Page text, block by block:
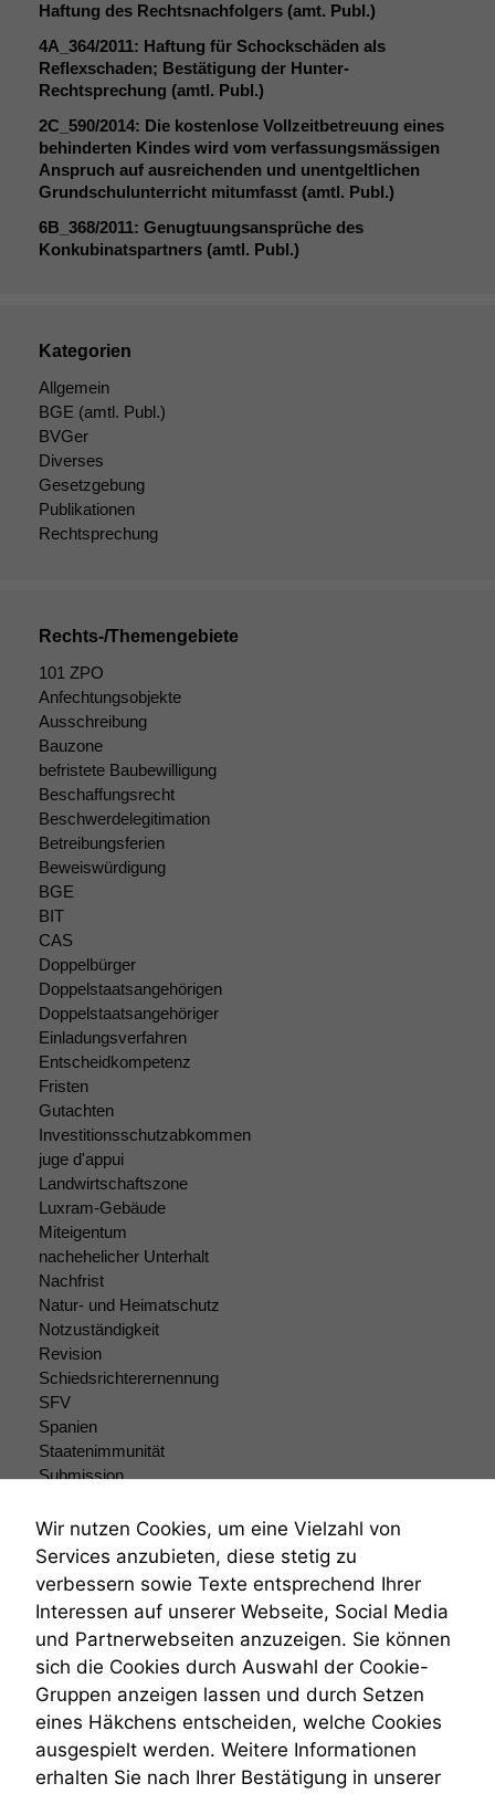
Haftung des Rechtsnachfolgers (amt. Publ.)
4A_364/2011: Haftung für Schockschäden als
Reflexschaden; Bestätigung der Hunter-
Rechtsprechung (amtl. Publ.)
2C_590/2014: Die kostenlose Vollzeitbetreuung eines
behinderten Kindes wird vom verfassungsmässigen
Anspruch auf ausreichenden und unentgeltlichen
Grundschulunterricht mitumfasst (amtl. Publ.)
6B_368/2011: Genugtuungsansprüche des
Konkubinatspartners (amtl. Publ.)
Kategorien
Allgemein
BGE (amtl. Publ.)
BVGer
Diverses
Gesetzgebung
Publikationen
Rechtsprechung
Rechts-/Themengebiete
101 ZPO
Anfechtungsobjekte
Ausschreibung
Bauzone
befristete Baubewilligung
Beschaffungsrecht
Beschwerdelegitimation
Betreibungsferien
Beweiswürdigung
BGE
BIT
CAS
Doppelbürger
Doppelstaatsangehörigen
Doppelstaatsangehöriger
Einladungsverfahren
Entscheidkompetenz
Fristen
Gutachten
Investitionsschutzabkommen
juge d'appui
Landwirtschaftszone
Luxram-Gebäude
Miteigentum
nachehelicher Unterhalt
Nachfrist
Natur- und Heimatschutz
Notzuständigkeit
Revision
Schiedsrichterernennung
SFV
Spanien
Staatenimmunität
Submission
Teilungsklage
Venezuela
VRK
Wiederherstellungsanordnung
Zivilprozessordnung
ZPO
Zustellfiktion
Zuständigkeit
Öffentliches Personalrecht
Öffentlichkeitsprinzip
Wir nutzen Cookies, um eine Vielzahl von
Services anzubieten, diese stetig zu
verbessern sowie Texte entsprechend Ihrer
Interessen auf unserer Webseite, Social Media
und Partnerwebseiten anzuzeigen. Sie können
sich die Cookies durch Auswahl der Cookie-
Gruppen anzeigen lassen und durch Setzen
eines Häkchens entscheiden, welche Cookies
ausgespielt werden. Weitere Informationen
erhalten Sie nach Ihrer Bestätigung in unserer
Statistiken
Um unsere
Website zu
wir
anonyme
statistische
Daten auf.